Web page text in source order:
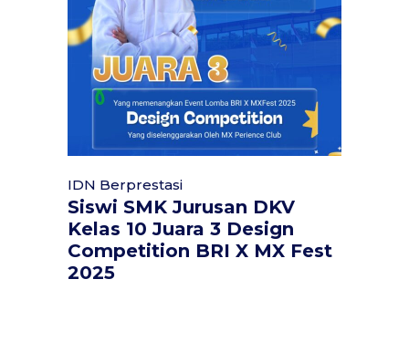
IDN Berprestasi
Siswi SMK Jurusan DKV
Kelas 10 Juara 3 Design
Competition BRI X MX Fest
2025